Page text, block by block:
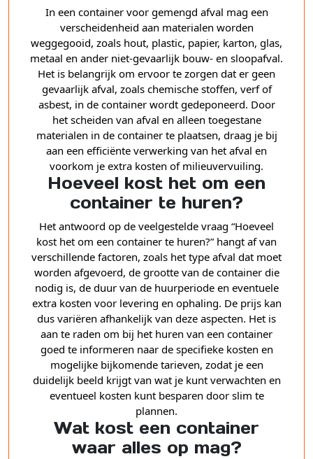
In een container voor gemengd afval mag een
verscheidenheid aan materialen worden
weggegooid, zoals hout, plastic, papier, karton, glas,
metaal en ander niet-gevaarlijk bouw- en sloopafval.
Het is belangrijk om ervoor te zorgen dat er geen
gevaarlijk afval, zoals chemische stoffen, verf of
asbest, in de container wordt gedeponeerd. Door
het scheiden van afval en alleen toegestane
materialen in de container te plaatsen, draag je bij
aan een efficiënte verwerking van het afval en
voorkom je extra kosten of milieuvervuiling.
Hoeveel kost het om een
container te huren?
Het antwoord op de veelgestelde vraag “Hoeveel
kost het om een container te huren?” hangt af van
verschillende factoren, zoals het type afval dat moet
worden afgevoerd, de grootte van de container die
nodig is, de duur van de huurperiode en eventuele
extra kosten voor levering en ophaling. De prijs kan
dus variëren afhankelijk van deze aspecten. Het is
aan te raden om bij het huren van een container
goed te informeren naar de specifieke kosten en
mogelijke bijkomende tarieven, zodat je een
duidelijk beeld krijgt van wat je kunt verwachten en
eventueel kosten kunt besparen door slim te
plannen.
Wat kost een container
waar alles op mag?